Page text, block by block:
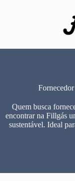
Quem busca
encontrar na Fillgás
sustentável. Ideal